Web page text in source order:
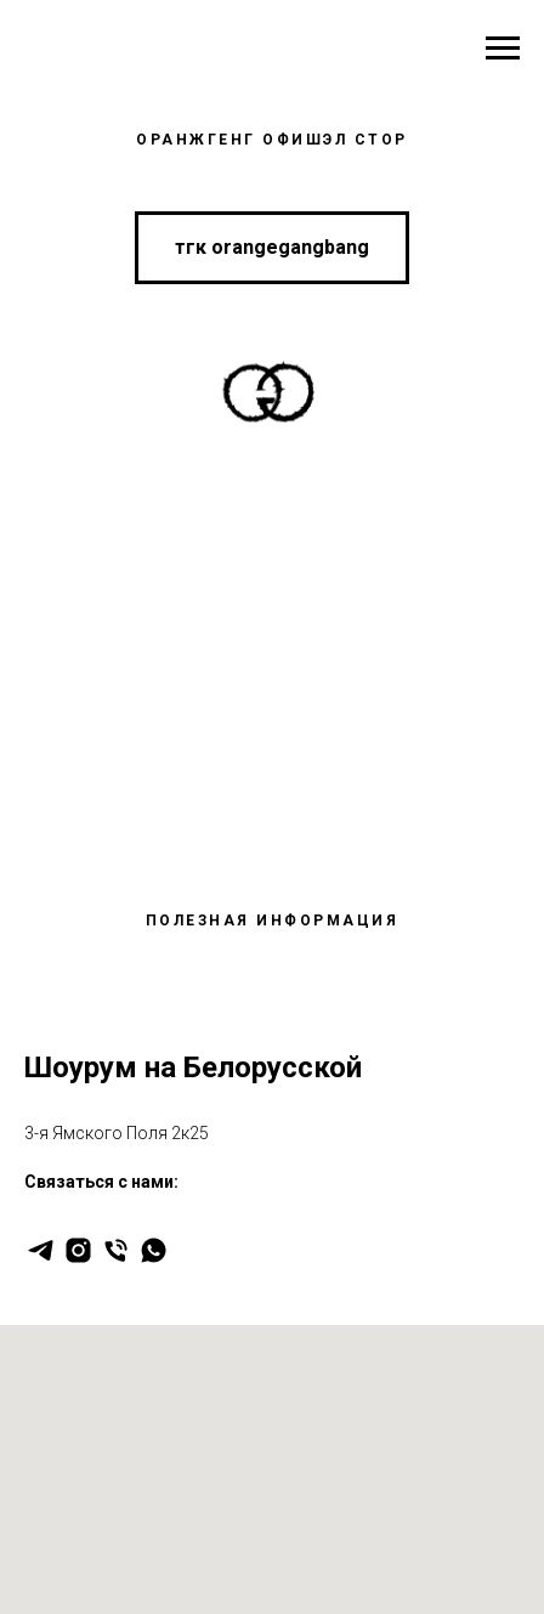
ОРАНЖГЕНГ ОФИШЭЛ СТОР
тгк orangegangbang
ПОЛЕЗНАЯ ИНФОРМАЦИЯ
Шоурум на Белорусской
3-я Ямского Поля 2к25
Связаться с нами: